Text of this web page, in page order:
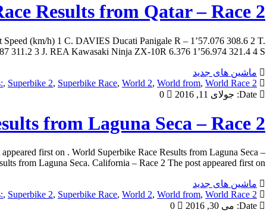
Results from Qatar – Race 2
(km/h) 1 C. DAVIES Ducati Panigale R – 1’57.076 308.6 2 T.
3 J. REA Kawasaki Ninja ZX-10R 6.376 1’56.974 321.4 4 S. […]
ماشین های جدید
2 from
, Superbike 2, Superbike Race, World 2, World from, World Race
Date: جولای 11, 2016 0
from Laguna Seca – Race 2
first on . World Superbike Race Results from Laguna Seca –
from Laguna Seca. California – Race 2 The post appeared first on . […]
ماشین های جدید
2 from
, Superbike 2, Superbike Race, World 2, World from, World Race
Date: می 30, 2016 0